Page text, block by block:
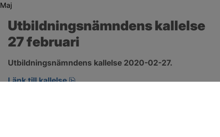
Maj
Utbildningsnämndens kallelse
27 februari
Utbildningsnämndens kallelse 2020-02-27.
Länk till kallelse
pdf, öppnas i nytt fönster.